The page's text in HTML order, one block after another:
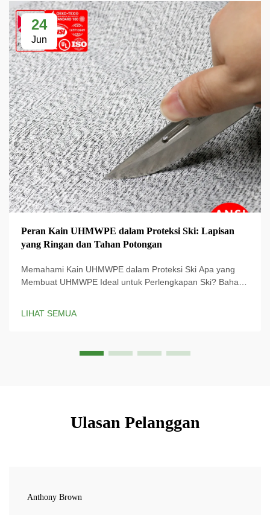
24
Jun
Peran Kain UHMWPE dalam Proteksi Ski: Lapisan
yang Ringan dan Tahan Potongan
Memahami Kain UHMWPE dalam Proteksi Ski Apa yang
Membuat UHMWPE Ideal untuk Perlengkapan Ski? Bahan
LIHAT SEMUA
Ulasan Pelanggan
Anthony Brown